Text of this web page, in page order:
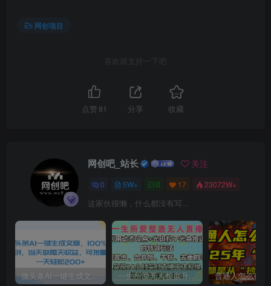
网创项目
喜欢就支持一下吧
点赞 81 分享 收藏
网创吧_站长 关注
0 5W+ 0 17 23072W+
这家伙很懒，什么都没有写...
微头条AI一键生成文章，100%过原创，当天做隔天收益，可批量，一天轻松200+ 一生所爱无人整蛊升级版9.0，利用动态噪点+光斑粒子光条推进的特效玩法，内附暴击、合并帧、干扰、去重的手法，实现24小时实时直播不违规操，单场日入1500+，小白也能无脑驾驭